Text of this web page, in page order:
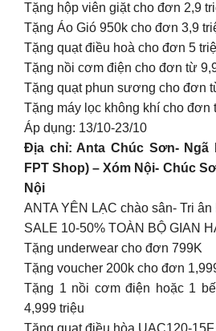
Tặng hộp viên giặt cho đơn 2,9
Tặng Áo Gió 950k cho đơn 3,9
Tặng quạt điều hoà cho đơn 5
Tặng nồi cơm điện cho đơn từ
Tặng quạt phun sương cho đơn
Tặng máy lọc không khí cho đơn
Áp dụng: 13/10-23/10
Địa chỉ: Anta Chúc Sơn- Ngã
FPT Shop) – Xóm Nội- Chúc
Nội
ANTA YÊN LẠC chào sân- Tri ân
SALE 10-50% TOÀN BỘ GIAN
Tặng underwear cho đơn 799K
Tặng voucher 200k cho đơn
Tặng 1 nồi cơm điện hoặc 1
4,999 triệu
Tặng quạt điều hòa UAC120-